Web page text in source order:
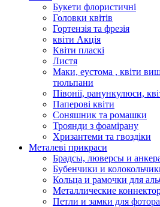
Букети флористичні
Головки квітів
Гортензія та фрезія
квіти Акція
Квіти пласкі
Листя
Маки, еустома , квіти
тюльпани
Півонії, ранункулюси,
Паперові квіти
Соняшник та ромашки
Троянди з фоамірану
Хризантеми та гвоздіки
Металеві прикраси
Брадсы, люверсы и
Бубенчики и
Кольца и рамочки для
Металлические
Петли и замки для